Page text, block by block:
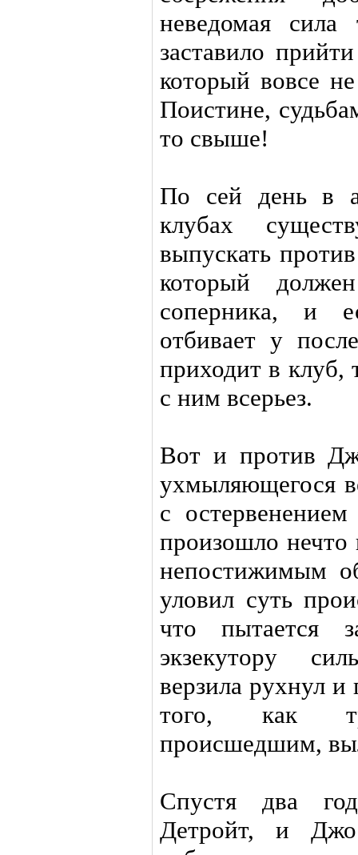
неведомая
заставило
который вовсе
Поистине,
то свыше!
По сей день в
клубах
выпускать
который
соперника, и
отбивает у
приходит в клуб,
с ним всерьез.
Вот и против
ухмыляющегося
с
произошло нечто
непостижимым
уловил суть
что пытается
экзекутору
верзила рухнул
того, как
происшедшим,
Спустя два
Детройт, и